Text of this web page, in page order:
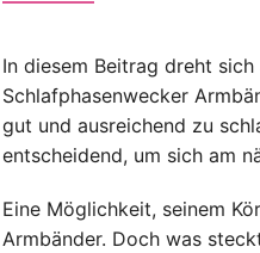
In diesem Beitrag dreht
Schlafphasenwecker
gut und ausreichend zu
entscheidend, um sich am
Eine Möglichkeit, seinem
Armbänder. Doch was